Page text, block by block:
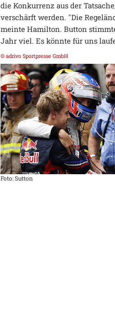
die Konkurrenz aus der
verschärft werden. "Die
meinte Hamilton. Button
Jahr viel. Es könnte für uns
© adrivo Sportpresse GmbH
Foto: Sutton